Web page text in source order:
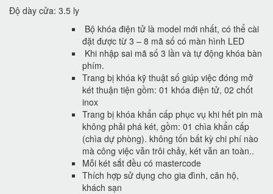
Độ dày cửa: 3.5 ly
Bộ khóa điện tử là model mới nhất, có thể cài
đặt được từ 3 – 8 mã số có màn hình LED
Khi nhập sai mã số 3 lần và tự động khóa bàn
phím.
Trang bị khóa kỹ thuật số giúp việc đóng mở
két thuận tiện gồm: 01 khóa điện tử, 02 chốt
inox
Trang bị khóa khẩn cấp phục vụ khi hết pin mà
không phải phá két, gồm: 01 chìa khẩn cấp
(chìa dự phòng). không tốn bất kỳ chi phí nào
mà công việc vẫn trôi chảy, két vẫn an toàn..
Mỗi két sắt đều có mastercode
Thích hợp sử dụng cho gia đình, căn hộ,
khách sạn